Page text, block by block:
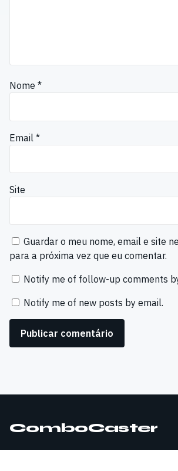
Nome *
Email *
Site
Guardar o meu nome, email e site
para a próxima vez que eu comentar.
Notify me of follow-up comments
Notify me of new posts by email.
ComboCaster